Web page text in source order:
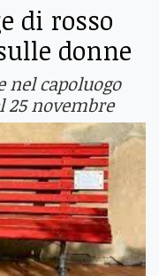
di rosso
donne
nel capoluogo
25 novembre